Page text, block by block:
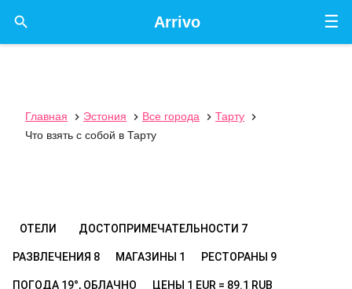
☰
Arrivo

Главная  Эстония  Все города  Тарту

Что взять с собой в Тарту
ОТЕЛИ ДОСТОПРИМЕЧАТЕЛЬНОСТИ 7
РАЗВЛЕЧЕНИЯ 8 МАГАЗИНЫ 1 РЕСТОРАНЫ 9
ПОГОДА 19°, ОБЛАЧНО ЦЕНЫ 1 EUR = 89.1 RUB